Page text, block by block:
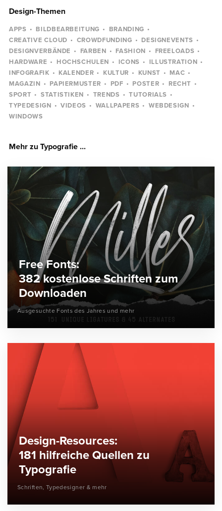
Design-Themen
APPS BILDBEARBEITUNG
BRANDING
CREATIVE CLOUD
CROWDFUNDING
DESIGNEVENTS
DESIGNVERBÄNDE
FARBEN FASHION
FREELOADS
HARDWARE
HOCHSCHULEN ICONS
ILLUSTRATION
INFOGRAFIK
KALENDER KULTUR KUNST
MAC
MAGAZIN
PAPIERMUSTER PDF POSTER
RECHT
SPORT
STATISTIKEN TRENDS
TUTORIALS
TYPEDESIGN
VIDEOS WALLPAPERS
WEBDESIGN
WINDOWS
Mehr zu Typografie ...
Free Fonts:
382 kostenlose Schriften zum
Downloaden
Ausgesuchte Fonts des Jahres und mehr
Design-Resources:
181 hilfreiche Quellen zu
Typografie
Schriften, Typedesigner & mehr